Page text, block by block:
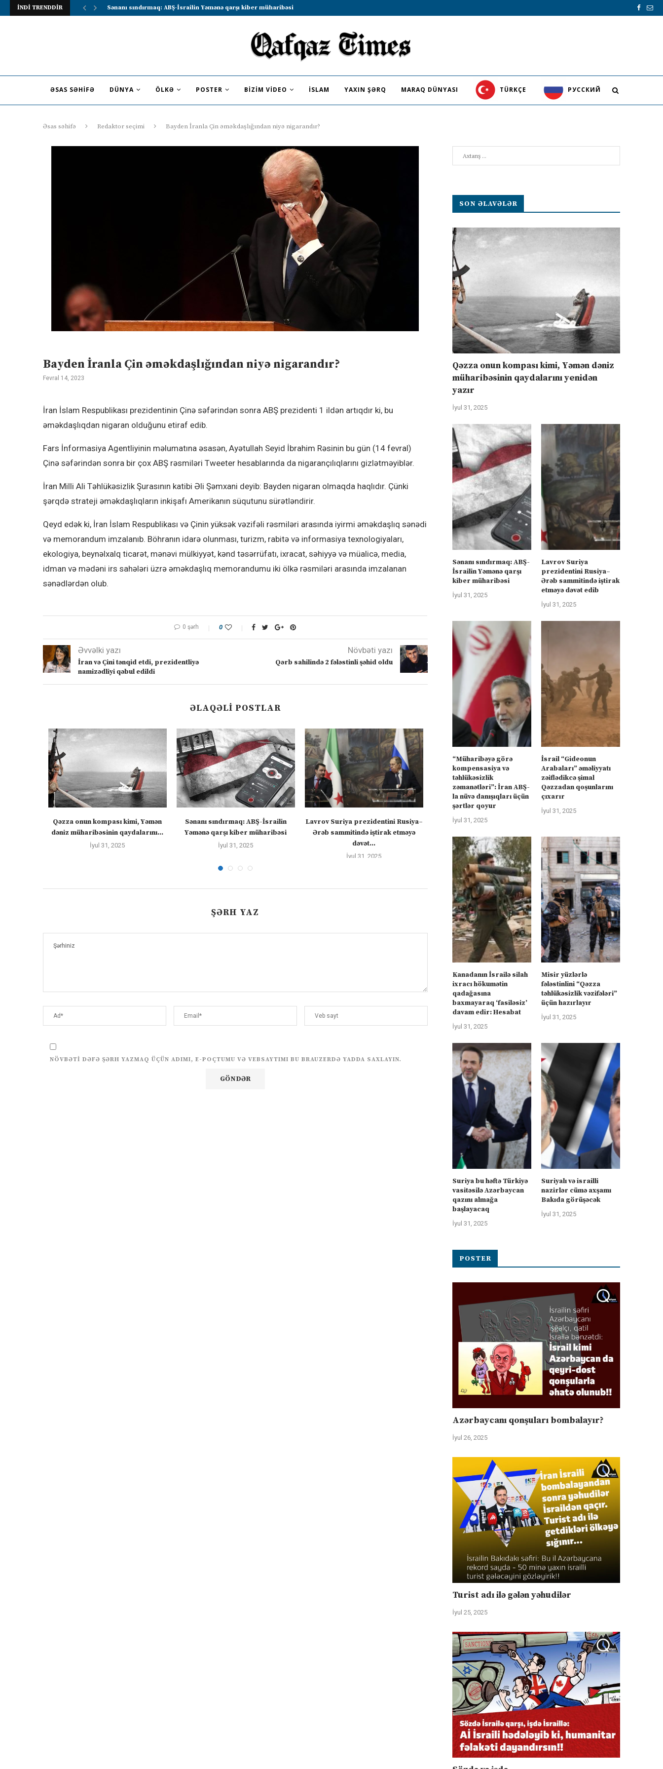
İNDİ TRENDDİR Lavrov Suriya prezidentini Rusiya–Ərəb sammitində iştirak etməyə dəvət...
ƏSAS SƏHIFƏ DÜNYA ÖLKƏ POSTER BIZIM VIDEO İSLAM YAXIN ŞƏRQ MARAQ DÜNYASI TÜRKÇE PУССКИЙ
Əsas səhifə Redaktor seçimi Bayden İranla Çin əməkdaşlığından niyə nigarandır?
Bayden İranla Çin əməkdaşlığından niyə nigarandır?
Fevral 14, 2023
İran İslam Respublikası prezidentinin Çinə səfərindən sonra ABŞ prezidenti 1 ildən artıqdır ki, bu
əməkdaşlıqdan nigaran olduğunu etiraf edib.
Fars İnformasiya Agentliyinin məlumatına əsasən, Ayətullah Seyid İbrahim Rəsinin bu gün (14 fevral)
Çinə səfərindən sonra bir çox ABŞ rəsmiləri Tweeter hesablarında da nigarançılıqlarını gizlətməyiblər.
İran Milli Ali Təhlükəsizlik Şurasının katibi Əli Şəmxani deyib: Bayden nigaran olmaqda haqlıdır. Çünki
şərqdə strateji əməkdaşlıqların inkişafı Amerikanın süqutunu sürətləndirir.
Qeyd edək ki, İran İslam Respublikası və Çinin yüksək vəzifəli rəsmiləri arasında iyirmi əməkdaşlıq sənədi
və memorandum imzalanıb. Böhranın idarə olunması, turizm, rabitə və informasiya texnologiyaları,
ekologiya, beynəlxalq ticarət, mənəvi mülkiyyət, kənd təsərrüfatı, ixracat, səhiyyə və müalicə, media,
idman və mədəni irs sahələri üzrə əməkdaşlıq memorandumu iki ölkə rəsmiləri arasında imzalanan
sənədlərdən olub.
0 şərh 0
Əvvəlki yazı
İran və Çini tənqid etdi, prezidentliyə
namizədliyi qəbul edildi
Növbəti yazı
Qərb sahilində 2 fələstinli şəhid oldu
ƏLAQƏLI POSTLAR
Qəzza onun kompası kimi, Yəmən
dəniz müharibəsinin qaydalarını...
İyul 31, 2025
Sənanı sındırmaq: ABŞ-İsrailin
Yəmənə qarşı kiber müharibəsi
İyul 31, 2025
Lavrov Suriya prezidentini Rusiya–
Ərəb sammitində iştirak etməyə
dəvət...
İyul 31, 2025
“Müharibəyə görə kompensasiya və
ABŞ-la...
İyul 31, 2025
Qəzzadan qoşunlarını...
İyul 31, 2025
ŞƏRH YAZ
NÖVBƏTI DƏFƏ ŞƏRH YAZMAQ ÜÇÜN ADIMI, E-POÇTUMU VƏ VEBSAYTIMI BU BRAUZERDƏ YADDA SAXLAYIN.
SON ƏLAVƏLƏR
Qəzza onun kompası kimi, Yəmən dəniz
müharibəsinin qaydalarını yenidən
yazır
İyul 31, 2025
Sənanı sındırmaq: ABŞ-
İsrailin Yəmənə qarşı
kiber müharibəsi
İyul 31, 2025
Lavrov Suriya
prezidentini Rusiya–
Ərəb sammitində iştirak
etməyə dəvət edib
İyul 31, 2025
“Müharibəyə görə
kompensasiya və
təhlükəsizlik
zəmanətləri”: İran ABŞ-
la nüvə danışıqları üçün
şərtlər qoyur
İyul 31, 2025
İsrail “Gideonun
Arabaları” əməliyyatı
zəiflədikcə şimal
Qəzzadan qoşunlarını
çıxarır
İyul 31, 2025
Kanadanın İsrailə silah
ixracı hökumətin
qadağasına
baxmayaraq ‘fasiləsiz’
davam edir: Hesabat
İyul 31, 2025
Misir yüzlərlə
fələstinlini “Qəzza
təhlükəsizlik vəzifələri”
üçün hazırlayır
İyul 31, 2025
Suriya bu həftə Türkiyə
vasitəsilə Azərbaycan
qazını almağa
başlayacaq
İyul 31, 2025
Suriyalı və israilli
nazirlər cümə axşamı
Bakıda görüşəcək
İyul 31, 2025
POSTER
Azərbaycanı qonşuları bombalayır?
İyul 26, 2025
Turist adı ilə gələn yəhudilər
İyul 25, 2025